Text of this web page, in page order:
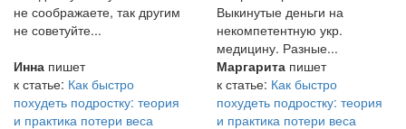
не соображаете, так другим
не советуйте...
Выкинутые деньги на
некомпетентную укр.
медицину. Разные...
Инна пишет
к статье: Как быстро
похудеть подростку: теория
и практика потери веса
Маргарита пишет
к статье: Как быстро
похудеть подростку: теория
и практика потери веса